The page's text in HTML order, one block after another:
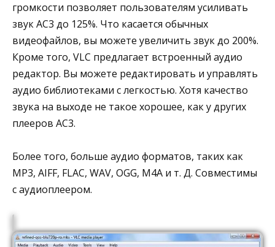
громкости позволяет пользователям усиливать
звук AC3 до 125%. Что касается обычных
видеофайлов, вы можете увеличить звук до 200%.
Кроме того, VLC предлагает встроенный аудио
редактор. Вы можете редактировать и управлять
аудио библиотеками с легкостью. Хотя качество
звука на выходе не такое хорошее, как у других
плееров AC3.
Более того, больше аудио форматов, таких как
MP3, AIFF, FLAC, WAV, OGG, M4A и т. Д. Совместимы
с аудиоплеером.